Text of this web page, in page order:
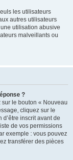
les utilisateurs
autres utilisateurs
utilisation abusive
malveillants ou
?
le bouton « Nouveau
cliquez sur le
inscrit avant de
de vos permissions
exemple : vous pouvez
transférer des pièces